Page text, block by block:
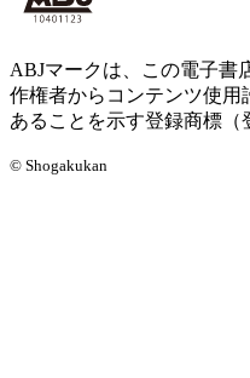
ABJマークは、この電子書
作権者からコンテンツ使
あることを示す登録商標（
© Shogakukan